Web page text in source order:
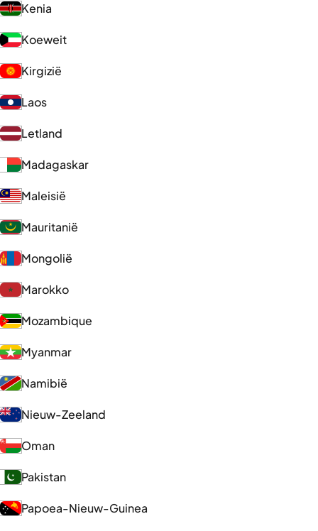
Kenia
Koeweit
Kirgizië
Laos
Letland
Madagaskar
Maleisië
Mauritanië
Mongolië
Marokko
Mozambique
Myanmar
Namibië
Nieuw-Zeeland
Oman
Pakistan
Papoea-Nieuw-Guinea